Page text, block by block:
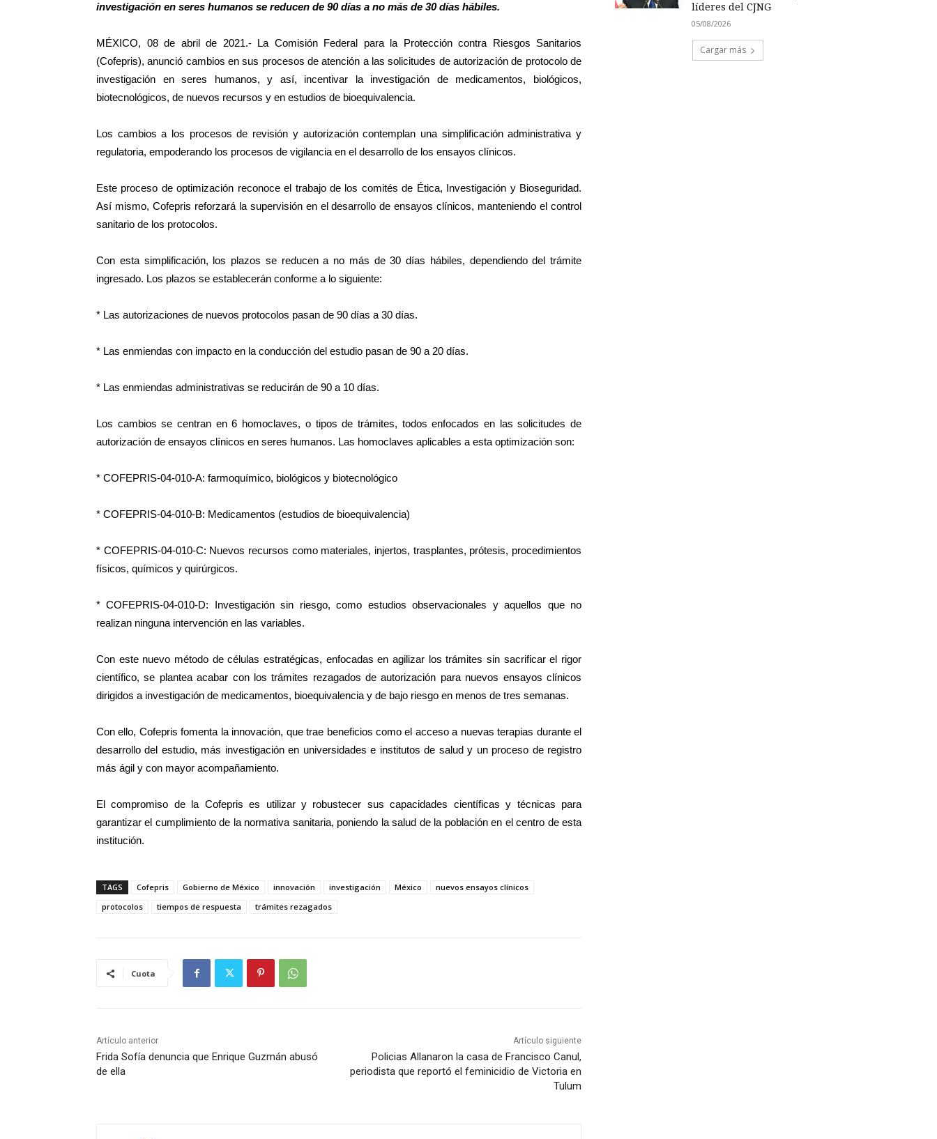
investigación en seres humanos se reducen de 90 días a no más de 30 días hábiles.
MÉXICO, 08 de abril de 2021.- La Comisión Federal para la Protección contra Riesgos Sanitarios
(Cofepris), anunció cambios en sus procesos de atención a las solicitudes de autorización de protocolo de
investigación en seres humanos, y así, incentivar la investigación de medicamentos, biológicos,
biotecnológicos, de nuevos recursos y en estudios de bioequivalencia.
Los cambios a los procesos de revisión y autorización contemplan una simplificación administrativa y
regulatoria, empoderando los procesos de vigilancia en el desarrollo de los ensayos clínicos.
Este proceso de optimización reconoce el trabajo de los comités de Ética, Investigación y Bioseguridad.
Así mismo, Cofepris reforzará la supervisión en el desarrollo de ensayos clínicos, manteniendo el control
sanitario de los protocolos.
Con esta simplificación, los plazos se reducen a no más de 30 días hábiles, dependiendo del trámite
ingresado. Los plazos se establecerán conforme a lo siguiente:
* Las autorizaciones de nuevos protocolos pasan de 90 días a 30 días.
* Las enmiendas con impacto en la conducción del estudio pasan de 90 a 20 días.
* Las enmiendas administrativas se reducirán de 90 a 10 días.
Los cambios se centran en 6 homoclaves, o tipos de trámites, todos enfocados en las solicitudes de
autorización de ensayos clínicos en seres humanos. Las homoclaves aplicables a esta optimización son:
* COFEPRIS-04-010-A: farmoquímico, biológicos y biotecnológico
* COFEPRIS-04-010-B: Medicamentos (estudios de bioequivalencia)
* COFEPRIS-04-010-C: Nuevos recursos como materiales, injertos, trasplantes, prótesis, procedimientos
físicos, químicos y quirúrgicos.
* COFEPRIS-04-010-D: Investigación sin riesgo, como estudios observacionales y aquellos que no
realizan ninguna intervención en las variables.
Con este nuevo método de células estratégicas, enfocadas en agilizar los trámites sin sacrificar el rigor
científico, se plantea acabar con los trámites rezagados de autorización para nuevos ensayos clínicos
dirigidos a investigación de medicamentos, bioequivalencia y de bajo riesgo en menos de tres semanas.
Con ello, Cofepris fomenta la innovación, que trae beneficios como el acceso a nuevas terapias durante el
desarrollo del estudio, más investigación en universidades e institutos de salud y un proceso de registro
más ágil y con mayor acompañamiento.
El compromiso de la Cofepris es utilizar y robustecer sus capacidades científicas y técnicas para
garantizar el cumplimiento de la normativa sanitaria, poniendo la salud de la población en el centro de esta
institución.
TAGS Cofepris Gobierno de México innovación investigación México
nuevos ensayos clínicos
protocolos
tiempos de respuesta trámites rezagados
Cuota
Artículo anterior
Frida Sofía denuncia que Enrique Guzmán abusó
de ella
Artículo siguiente
Policias Allanaron la casa de Francisco Canul,
periodista que reportó el feminicidio de Victoria en
Tulum
líderes del CJNG
05/08/2026
Cargar más